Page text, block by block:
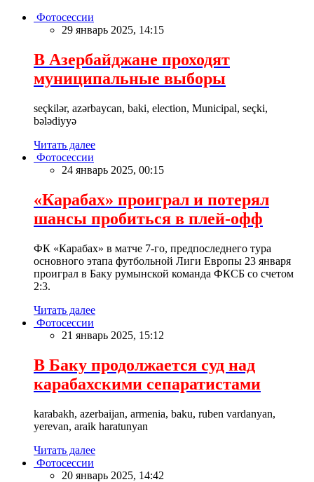
Фотосессии
29 январь 2025, 14:15
В Азербайджане проходят
муниципальные выборы
seçkilər, azərbaycan, baki, election, Municipal, seçki,
bələdiyyə
Читать далее
Фотосессии
24 январь 2025, 00:15
«Карабах» проиграл и потерял
шансы пробиться в плей-офф
ФК «Карабах» в матче 7-го, предпоследнего тура
основного этапа футбольной Лиги Европы 23 января
проиграл в Баку румынской команда ФКСБ со счетом
2:3.
Читать далее
Фотосессии
21 январь 2025, 15:12
В Баку продолжается суд над
карабахскими сепаратистами
karabakh, azerbaijan, armenia, baku, ruben vardanyan,
yerevan, araik haratunyan
Читать далее
Фотосессии
20 январь 2025, 14:42